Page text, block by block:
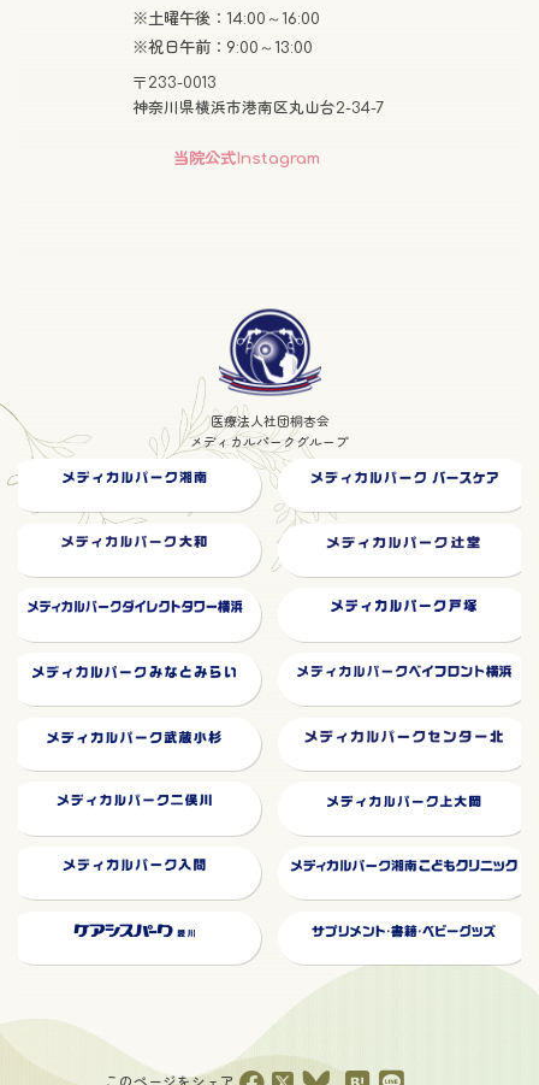
※土曜午後：14:00～16:00
※祝日午前：9:00～13:00
〒233-0013
神奈川県横浜市港南区丸山台2-34-7
当院公式Instagram
医療法人社団桐杏会
メディカルパークグループ
リ
ン
ク